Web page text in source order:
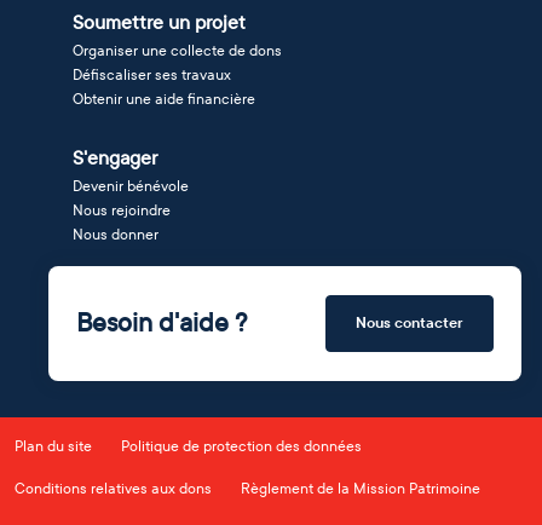
Soumettre un projet
Organiser une collecte de dons
Défiscaliser ses travaux
Obtenir une aide financière
S'engager
Devenir bénévole
Nous rejoindre
Nous donner
Besoin d'aide ? Nous contacter
Plan du site Politique de protection des données
Conditions relatives aux dons Règlement de la Mission Patrimoine